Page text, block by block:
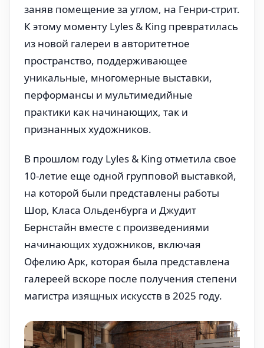
заняв помещение за углом, на Генри-стрит.
К этому моменту Lyles & King превратилась
из новой галереи в авторитетное
пространство, поддерживающее
уникальные, многомерные выставки,
перформансы и мультимедийные
практики как начинающих, так и
признанных художников.
В прошлом году Lyles & King отметила свое
10-летие еще одной групповой выставкой,
на которой были представлены работы
Шор, Класа Ольденбурга и Джудит
Бернстайн вместе с произведениями
начинающих художников, включая
Офелию Арк, которая была представлена
галереей вскоре после получения степени
магистра изящных искусств в 2025 году.